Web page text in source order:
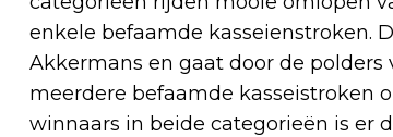
enkele befaamde kasseienstroken.
Akkermans en gaat door de
meerdere befaamde kasseistroken
winnaars in beide categorieën is er